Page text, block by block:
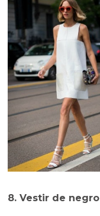
8. Vestir de negro